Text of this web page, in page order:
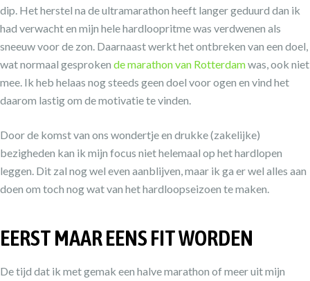
dip. Het herstel na de ultramarathon heeft langer geduurd dan ik
had verwacht en mijn hele hardloopritme was verdwenen als
sneeuw voor de zon. Daarnaast werkt het ontbreken van een doel,
wat normaal gesproken de marathon van Rotterdamwas, ook niet
mee. Ik heb helaas nog steeds geen doel voor ogen en vind het
daarom lastig om de motivatie te vinden.
Door de komst van ons wondertje en drukke (zakelijke)
bezigheden kan ik mijn focus niet helemaal op het hardlopen
leggen. Dit zal nog wel even aanblijven, maar ik ga er wel alles aan
doen om toch nog wat van het hardloopseizoen te maken.
EERST MAAR EENS FIT WORDEN
De tijd dat ik met gemak een halve marathon of meer uit mijn